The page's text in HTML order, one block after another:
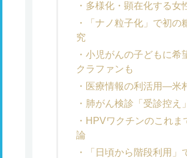
多様化・顕在化する
「ナノ粒子化」で初
究
小児がんの子どもに希
クラファンも
医療情報の利活用―米
肺がん検診「受診控
HPVワクチンのこれま
論
「日頃から階段利用